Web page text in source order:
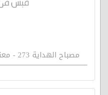
مصباح الهداية 273 - معنى التواصي بالحق